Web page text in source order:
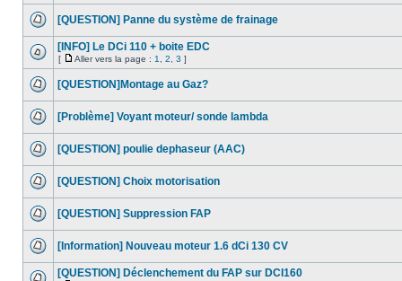
[QUESTION] Panne du système de frainage
[INFO] Le DCi 110 + boite EDC
[ Aller vers la page : 1 2 3 ]
[QUESTION]Montage au Gaz?
[Problème] Voyant moteur/ sonde lambda
[QUESTION] poulie dephaseur (AAC)
[QUESTION] Choix motorisation
[QUESTION] Suppression FAP
[Information] Nouveau moteur 1.6 dCi 130 CV
[QUESTION] Déclenchement du FAP sur DCI160